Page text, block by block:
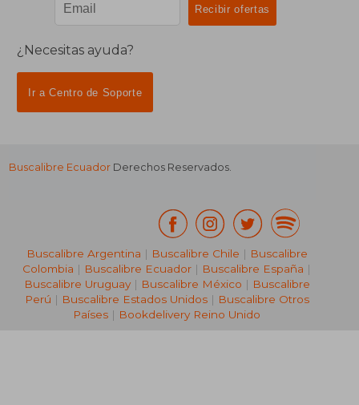
¿Necesitas ayuda?
Ir a Centro de Soporte
Buscalibre Ecuador Derechos Reservados.
Buscalibre Argentina | Buscalibre Chile | Buscalibre
Colombia | Buscalibre Ecuador | Buscalibre España |
Buscalibre Uruguay| Buscalibre México | Buscalibre
Perú | Buscalibre Estados Unidos| Buscalibre Otros
Países | Bookdelivery Reino Unido